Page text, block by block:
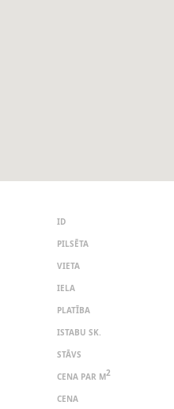
ID
PILSĒTA
VIETA
IELA
PLATĪBA
ISTABU SK.
STĀVS
CENA PAR M2
CENA